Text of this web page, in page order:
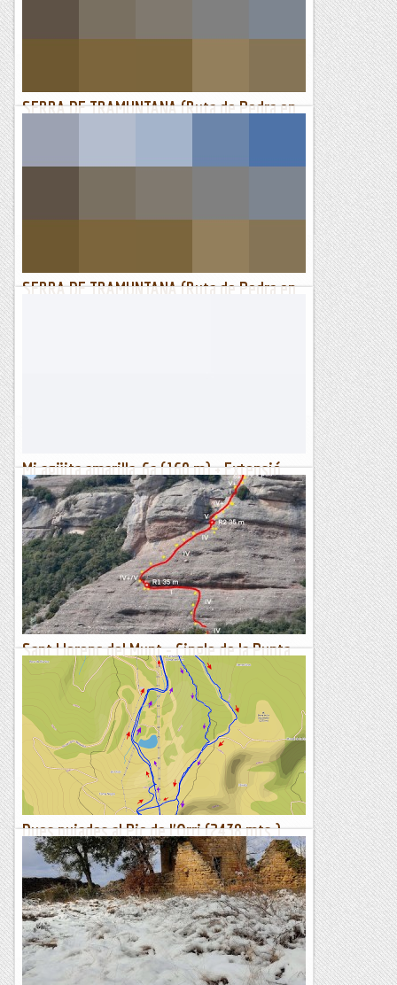
TrailRunningMallorca – Correr por la isla de Mallorca
SERRA DE TRAMUNTANA (Ruta de Pedra en
oest de l'illa de Mallorca constitueix per si mateixa un espai
Muntanyes i paisatges
SERRA DE TRAMUNTANA (Ruta de Pedra en
Mi agüita amarilla, 6a (160 m) + Extensió,
6b+ (15 m), Punta Camarasa
La paranoia per les regulacions/prohibicions ha arribat a tal
punt que la gent obre anònimament. No és per menys, ja
que la informació, en el millor dels casos, és difícil...
Lo gall
Sant Llorenç del Munt - Cingle de la Punta
d'en Serreta - Via Ximpleta 21/03/2021
Entre la Punta d'en Serreta i la Roca del Moro hi ha una
altra punta que no hem sabut trobar el nom, però que
discorra una via força interessant, doncs té tres tirades...
Manel&Ita
Dues pujades al Pic de l'Orri (2438 mts.)
des de Port Ainé (1975 mts.)
Itinerari d'avui. Fletxa vermella: primera pujada i baixada.
Fletxa lila: segona pujada i baixada.El mateix itinerari marcat
en el plànol de l'estació.Altimetria del dia...
Sortides a Muntanya